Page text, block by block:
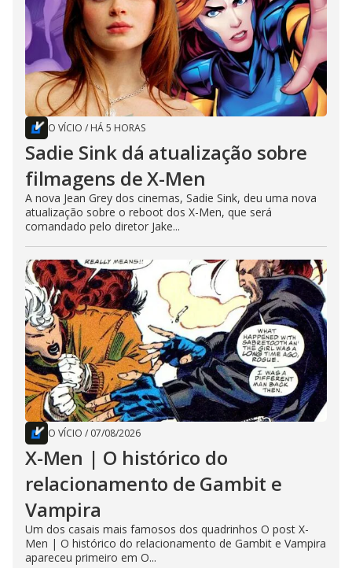
O VÍCIO / HÁ 5 HORAS
Sadie Sink dá atualização sobre
filmagens de X-Men
A nova Jean Grey dos cinemas, Sadie Sink, deu uma nova
atualização sobre o reboot dos X-Men, que será
comandado pelo diretor Jake...
O VÍCIO / 07/08/2026
X-Men | O histórico do
relacionamento de Gambit e
Vampira
Um dos casais mais famosos dos quadrinhos O post X-
Men | O histórico do relacionamento de Gambit e Vampira
apareceu primeiro em O...